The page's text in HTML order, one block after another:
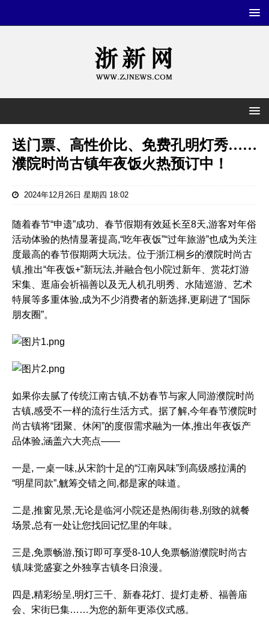
送门票、高性价比、免费孔明灯秀……
濮院时尚古镇年夜饭火热预订中！
2024年12月26日 星期四 18:02
随着春节“申遗”成功、春节假期有效延长至8天,游客对年俗
活动体验的热情显著提高,“吃年夜饭”“过年旅游”也成为关注
度最高的春节假期两大玩法。位于浙江桐乡的濮院时尚古
镇,推出“年夜饭+”新玩法,并融合包小院过新年、赏花灯游
宋集、逛庙会祈福善以及无人机孔明秀、水陆巡游、艺术
特展等多重体验,成为不少消费者的新选择,更刷进了“国际
朋友圈”。
如果你去腻了传统江南古镇,不妨春节与家人同游濮院时尚
古镇,感受不一样的流行生活方式。据了解,今年春节濮院时
尚古镇将“团聚、休闲”的度假需求融为一体,推出年夜饭产
品体验,涵盖六大亮点——
一是, 一桌一味,从宋韵十足的“江南风味”到高级感拉满的
“明星同款”,觥筹交错之间,都是家的味道。
二是,推窗见景,无论是临河小院还是热闹街巷,别致的就餐
场景,总有一处让您找回记忆里的年味。
三是,免票畅游,预订即可享受8-10人免票畅游濮院时尚古
镇,味觉盛宴之外独享古镇冬日浪漫。
四是,精彩纷呈,明灯三千、新春花灯、提灯走桥、福善庙
会、宋街巳集……为您的新年更添仪式感。